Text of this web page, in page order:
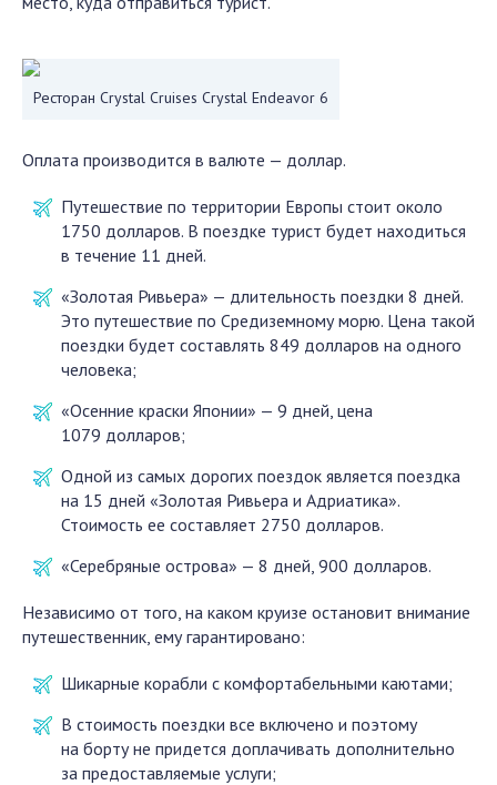
Ресторан Crystal Cruises Crystal Endeavor 6
Оплата производится в валюте — доллар.
Путешествие по территории Европы стоит около
1750 долларов. В поездке турист будет находиться
в течение 11 дней.
«Золотая Ривьера» — длительность поездки 8 дней.
Это путешествие по Средиземному морю. Цена такой
поездки будет составлять 849 долларов на одного
человека;
«Осенние краски Японии» — 9 дней, цена
1079 долларов;
Одной из самых дорогих поездок является поездка
на 15 дней «Золотая Ривьера и Адриатика».
Стоимость ее составляет 2750 долларов.
«Серебряные острова» — 8 дней, 900 долларов.
Независимо от того, на каком круизе остановит внимание
путешественник, ему гарантировано:
Шикарные корабли с комфортабельными каютами;
В стоимость поездки все включено и поэтому
на борту не придется доплачивать дополнительно
за предоставляемые услуги;